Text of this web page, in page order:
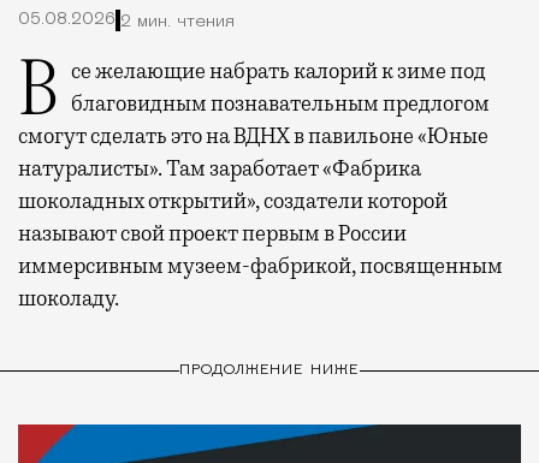
05.08.2026 2 мин. чтения
Все желающие набрать калорий к зиме под благовидным познавательным предлогом
смогут сделать это на ВДНХ в павильоне «Юные
натуралисты». Там заработает «Фабрика
шоколадных открытий», создатели которой
называют свой проект первым в России
иммерсивным музеем-фабрикой, посвященным
шоколаду.
ПРОДОЛЖЕНИЕ НИЖЕ